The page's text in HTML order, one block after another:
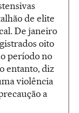
de elite
De janeiro
oito
período no
entanto, diz
violência
a